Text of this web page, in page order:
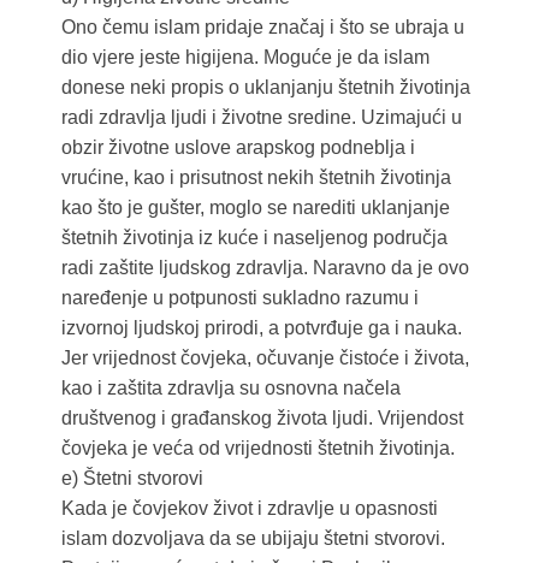
Ono čemu islam pridaje značaj i što se ubraja u
dio vjere jeste higijena. Moguće je da islam
donese neki propis o uklanjanju štetnih životinja
radi zdravlja ljudi i životne sredine. Uzimajući u
obzir životne uslove arapskog podneblja i
vrućine, kao i prisutnost nekih štetnih životinja
kao što je gušter, moglo se narediti uklanjanje
štetnih životinja iz kuće i naseljenog područja
radi zaštite ljudskog zdravlja. Naravno da je ovo
naređenje u potpunosti sukladno razumu i
izvornoj ljudskoj prirodi, a potvrđuje ga i nauka.
Jer vrijednost čovjeka, očuvanje čistoće i života,
kao i zaštita zdravlja su osnovna načela
društvenog i građanskog života ljudi. Vrijendost
čovjeka je veća od vrijednosti štetnih životinja.
e) Štetni stvorovi
Kada je čovjekov život i zdravlje u opasnosti
islam dozvoljava da se ubijaju štetni stvorovi.